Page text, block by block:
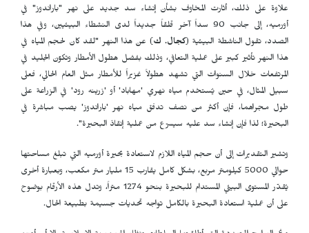
علاوة على ذلك، أثارت المخاوف بشأن إنشاء سد جديد على نهر "باراندوز" في
أورميه، إلى جانب 90 سداً آخر قلقاً جديداً لدى النشطاء البيئيين، وفي هذا
الصدد، تقول الناشطة البيئية (كجال. ك) عن هذا النهر "لقد كان لحجم المياه في
هذا النهر تأثير كبير على عملية التعافي، وذلك بفضل هطول الأمطار وتكوّن الجليد في
المرتفعات خلال السنوات التي تشهد هطولاً غزيراً للأمطار مثل العام الحالي، فعلى
سبيل المثال، في حين يُستخدم مياه نهري 'مهاباد' أو 'زرينه رود' في الزراعة على
طول مجراهما، فإن أكثر من نصف تدفق مياه نهر 'باراندوز' يصب مباشرة في
البحيرة؛ لذا فإن إنشاء سد عليه سيسرّع من عملية إنقاذ البحيرة".
وتشير التقديرات إلى أن حجم المياه اللازم لاستعادة بحيرة أورميه التي تبلغ مساحتها
حوالي 5000 كيلومتر مربع، بشكل كامل يقارب 15 مليار متر مكعب، وبعبارة أخرى
يُقدّر المستوى البيئي المستدام للبحيرة بنحو 1274 متراً، وتدل هذه الأرقام بوضوح
على أن عملية استعادة البحيرة بالكامل تواجه تحديات جسيمة بطبيعة الحال.